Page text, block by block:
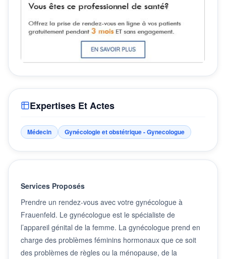
Expertises Et Actes
Médecin Gynécologie et obstétrique - Gynecologue
Services Proposés
Prendre un rendez-vous avec votre gynécologue à
Frauenfeld. Le gynécologue est le spécialiste de
l’appareil génital de la femme. La gynécologue prend en
charge des problèmes féminins hormonaux que ce soit
des problèmes de règles ou la ménopause, de la